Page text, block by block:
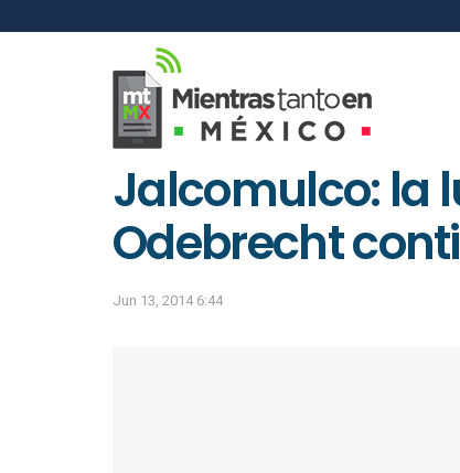
Jalcomulco: la
Odebrecht
Jun 13, 2014 6:44